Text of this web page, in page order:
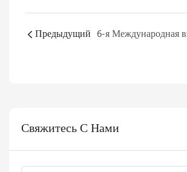
Предыдущий
Свяжитесь С Нами